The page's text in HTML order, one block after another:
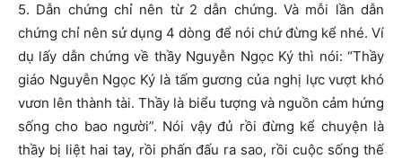
5. Dẫn chứng chỉ nên từ 2 dẫn chứng. Và mỗi lần dẫn
chứng chỉ nên sử dụng 4 dòng để nói chứ đừng kể nhé. Ví
dụ lấy dẫn chứng về thầy Nguyễn Ngọc Ký thì nói: “Thầy
giáo Nguyễn Ngọc Ký là tấm gương của nghị lực vượt khó
vươn lên thành tài. Thầy là biểu tượng và nguồn cảm hứng
sống cho bao người”. Nói vậy đủ rồi đừng kể chuyện là
thầy bị liệt hai tay, rồi phấn đấu ra sao, rồi cuộc sống thế